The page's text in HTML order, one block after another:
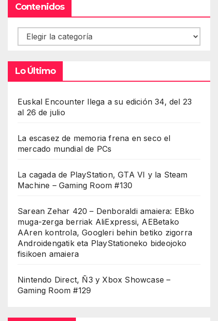
Contenidos
Contenidos
Lo Último
Euskal Encounter llega a su edición 34, del 23
al 26 de julio
La escasez de memoria frena en seco el
mercado mundial de PCs
La cagada de PlayStation, GTA VI y la Steam
Machine – Gaming Room #130
Sarean Zehar 420 – Denboraldi amaiera: EBko
muga-zerga berriak AliExpressi, AEBetako
AAren kontrola, Googleri behin betiko zigorra
Androidengatik eta PlayStationeko bideojoko
fisikoen amaiera
Nintendo Direct, Ñ3 y Xbox Showcase –
Gaming Room #129